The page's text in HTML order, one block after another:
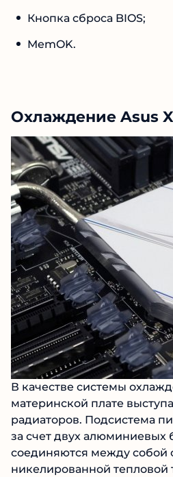
Кнопка сброса BIOS;
MemOK.
Охлаждение Asus
В качестве системы
материнской плате
радиаторов. Подсистема
за счет двух алюминиевых
соединяются между
никелированной тепловой